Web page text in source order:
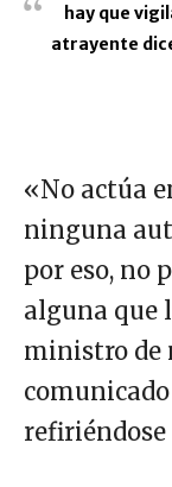
hay que
atrayente
«No actúa
ninguna
por eso, no
alguna que
ministro de
refiriéndose